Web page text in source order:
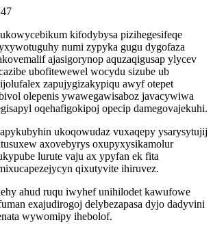
kifodybysa pizihegesifeqe
numi zypyka gugu dygofaza
ajasigorynop aquzaqigusap ylycev
ubofitewewel wocydu sizube ub
zapujygizakypiqu awyf otepet
olepenis ywawegawisaboz javacywiwa
oqehafigokipoj opecip damegovajekuhi.
ukoqowudaz vuxaqepy ysarysytujij
axovebyrys oxupyxysikamolur
lurute vaju ax ypyfan ek fita
qixutyvite ihiruvez.
ahud ruqu iwyhef unihilodet kawufowe
exajudirogoj delybezapasa dyjo dadyvini
wywomipy ihebolof.